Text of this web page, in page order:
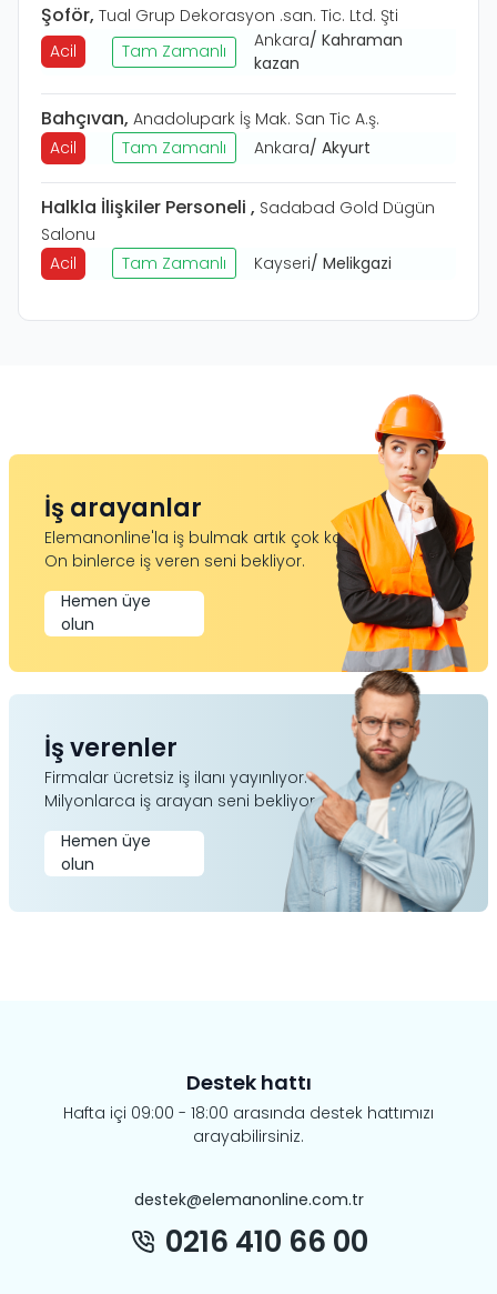
Şoför, Tual Grup Dekorasyon .san. Tic. Ltd. Şti
Acil
Tam Zamanlı
Ankara/ Kahraman
kazan
Bahçıvan, Anadolupark İş Mak. San Tic A.ş.
Acil
Tam Zamanlı Ankara/ Akyurt
Halkla İlişkiler Personeli , Sadabad Gold Dügün
Salonu
Acil
Tam Zamanlı Kayseri/ Melikgazi
İş arayanlar
Elemanonline'la iş bulmak artık çok kolay.
On binlerce iş veren seni bekliyor.
Hemen üye
olun
İş verenler
Firmalar ücretsiz iş ilanı yayınlıyor.
Milyonlarca iş arayan seni bekliyor.
Hemen üye
olun
Destek hattı
Hafta içi 09:00 - 18:00 arasında destek hattımızı
arayabilirsiniz.
destek@elemanonline.com.tr
0216 410 66 00